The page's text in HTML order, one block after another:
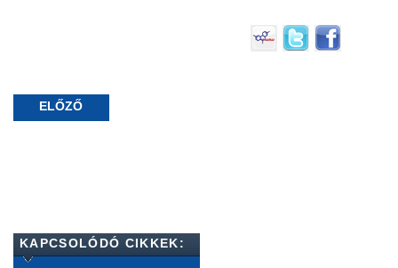
ELŐZŐ
KAPCSOLÓDÓ CIKKEK: